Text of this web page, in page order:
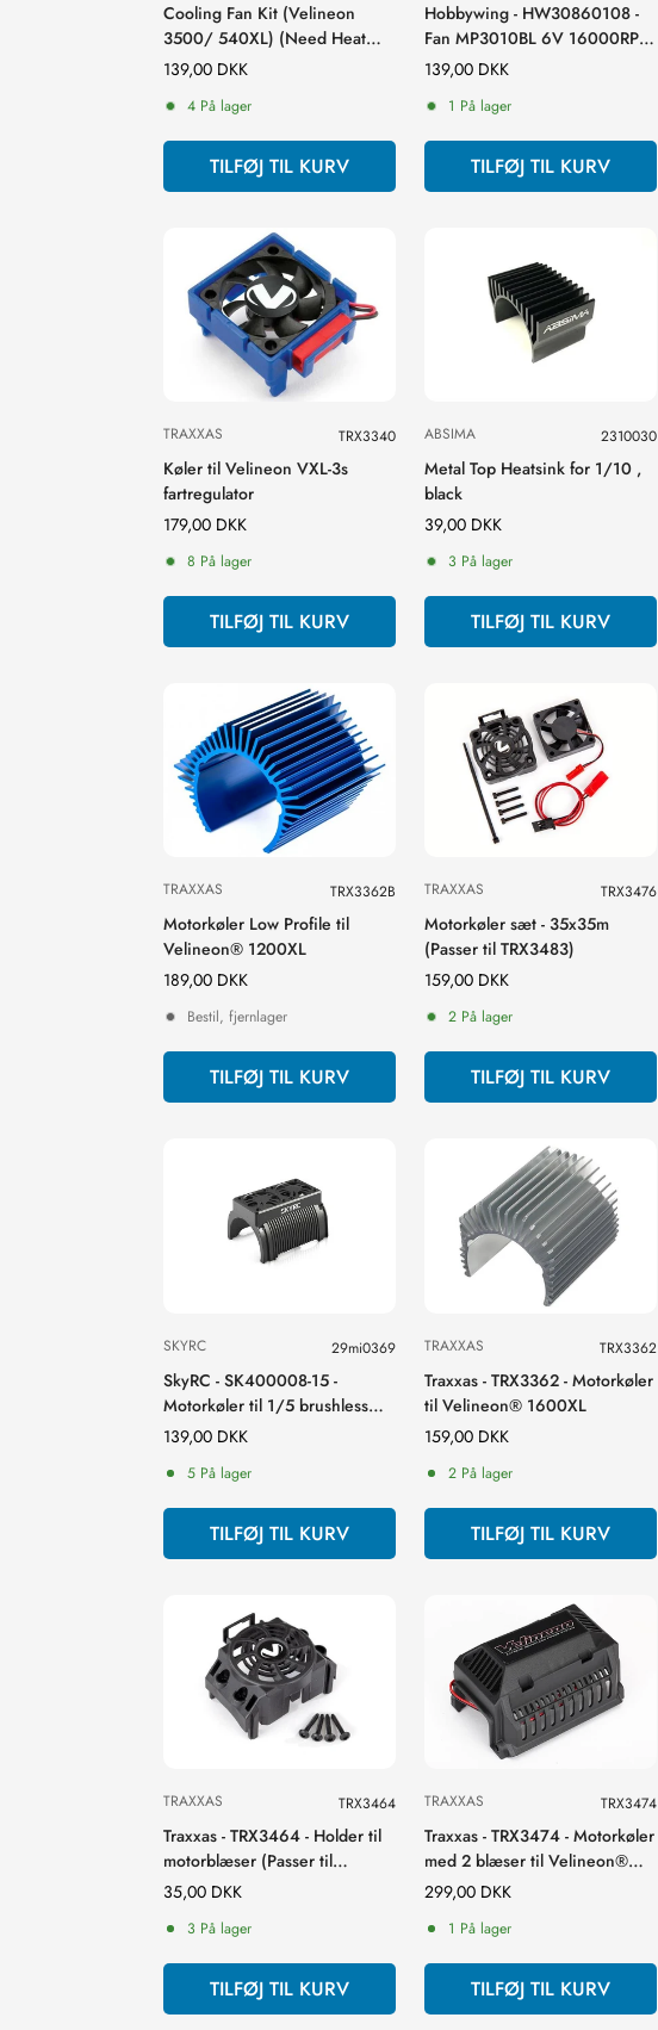
Cooling Fan Kit (Velineon
3500/ 540XL) (Need Heat
Sink #3458)
Normal
139,00 DKK
4 På lager
TILFØJ TIL KURV
Hobbywing - HW30860108 -
Fan MP3010BL 6V 16000RPM
- MAX8 G2
Normal
pris
139,00 DKK
1 På lager
TILFØJ TIL KURV
TRAXXAS TRX3340
Køler til Velineon VXL-3s
fartregulator
Normal
pris
179,00 DKK
8 På lager
TILFØJ TIL KURV
ABSIMA 2310030
Metal Top Heatsink for 1/10 ,
black
Normal
pris
39,00 DKK
3 På lager
TILFØJ TIL KURV
TRAXXAS TRX3362B
Motorkøler Low Profile til
Velineon® 1200XL
Normal
pris
189,00 DKK
Bestil, fjernlager
TILFØJ TIL KURV
TRAXXAS TRX3476
Motorkøler sæt - 35x35m
(Passer til TRX3483)
Normal
pris
159,00 DKK
2 På lager
TILFØJ TIL KURV
SKYRC 29mi0369
SkyRC - SK400008-15 -
Motorkøler til 1/5 brushless
motor
Normal
139,00 DKK
5 På lager
TILFØJ TIL KURV
TRAXXAS TRX3362
Traxxas - TRX3362 - Motorkøler
til Velineon® 1600XL
Normal
159,00 DKK
2 På lager
TILFØJ TIL KURV
TRAXXAS TRX3464
Traxxas - TRX3464 - Holder til
motorblæser (Passer til
TRX3461 motor)
Normal
35,00 DKK
3 På lager
TILFØJ TIL KURV
TRAXXAS TRX3474
Traxxas - TRX3474 - Motorkøler
med 2 blæser til Velineon®
1200XL motor
Normal
299,00 DKK
1 På lager
TILFØJ TIL KURV